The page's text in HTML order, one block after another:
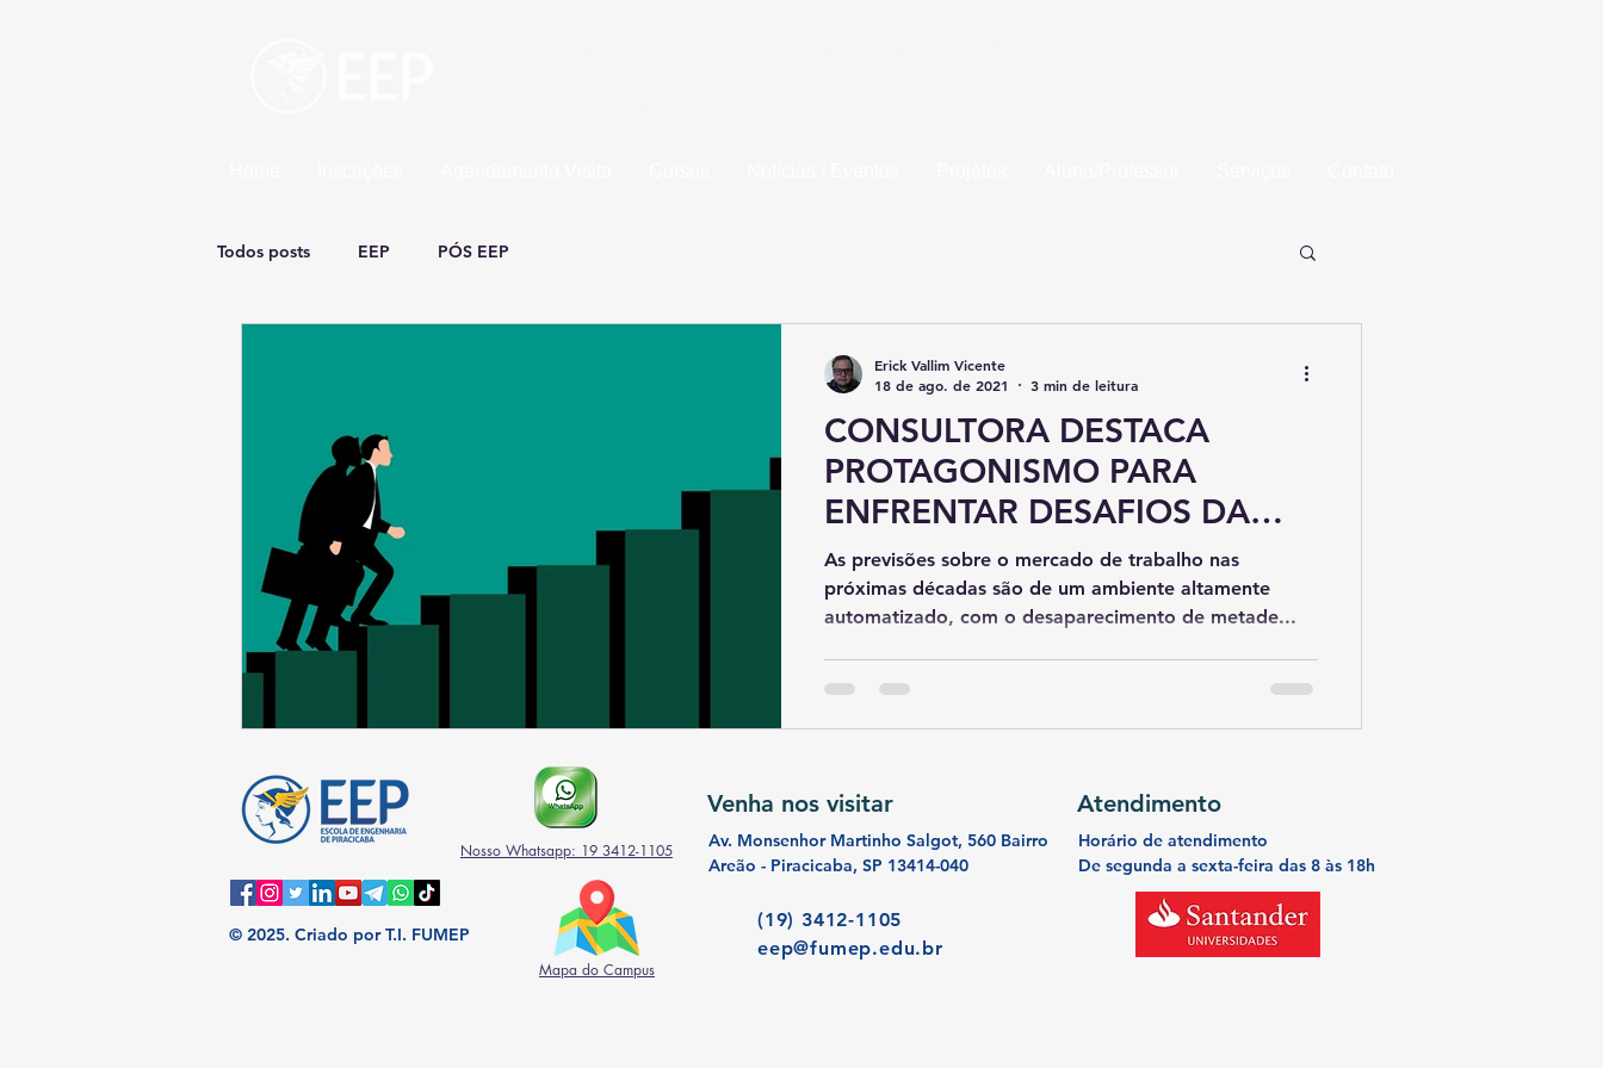
Todos posts EEP PÓS EEP
CONSULTORA DESTACA
PROTAGONISMO PARA
ENFRENTAR DESAFIOS DA
CARREIRA
As previsões sobre o mercado de trabalho nas
próximas décadas são de um ambiente altamente
automatizado, com o desaparecimento de metade...
Erick Vallim Vicente
18 de ago. de 2021
3 min de leitura
Nosso Whatsapp: 19 3412-1105
© 2025. Criado por T.I. FUMEP
Mapa do Campus
Venha nos visitar
Av. Monsenhor Martinho Salgot, 560 Bairro
Areão - Piracicaba, SP 13414-040
(19) 3412-1105
eep@fumep.edu.br
Atendimento
Horário de atendimento
De segunda a sexta-feira das 8 às 18h